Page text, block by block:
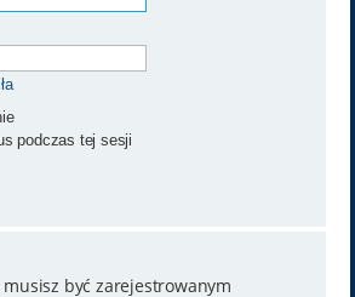
podczas tej sesji
musisz być zarejestrowanym